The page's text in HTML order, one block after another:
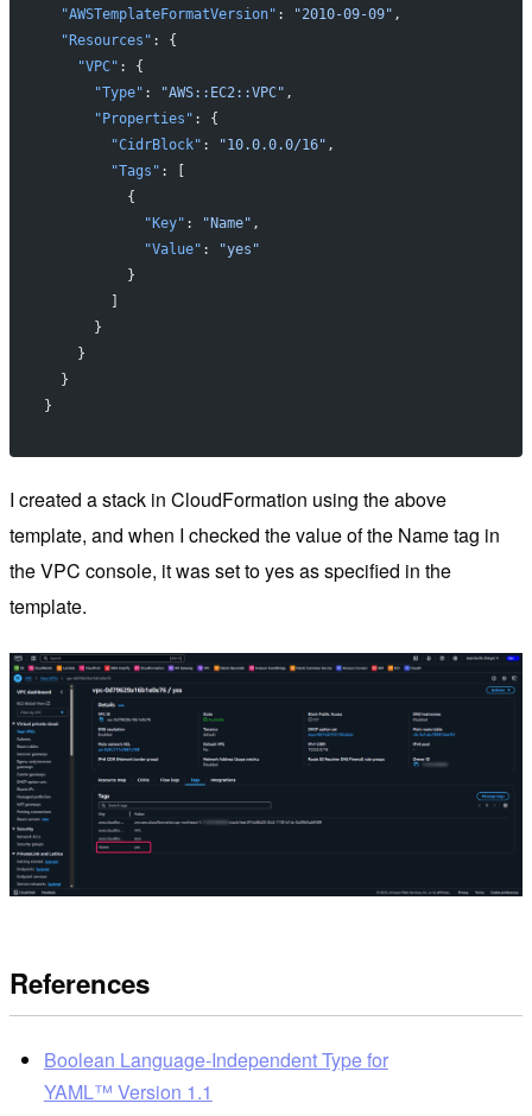
  "AWSTemplateFormatVersion"
: "2010-09-09" ,
  "Resources"
: {
    "VPC"
: {
      "Type"
: "AWS::EC2::VPC" ,
      "Properties"
: {
        "CidrBlock"
: "10.0.0.0/16" ,
        "Tags"
: [
          {
            "Key"
: "Name" ,
            "Value"
:
"yes"
          }
      }
    }
  }
}
I created a stack in CloudFormation using the above
template, and when I checked the value of the Name tag in
the VPC console, it was set to yes as specified in the
template.
References
Boolean Language-Independent Type for
YAML™ Version 1.1